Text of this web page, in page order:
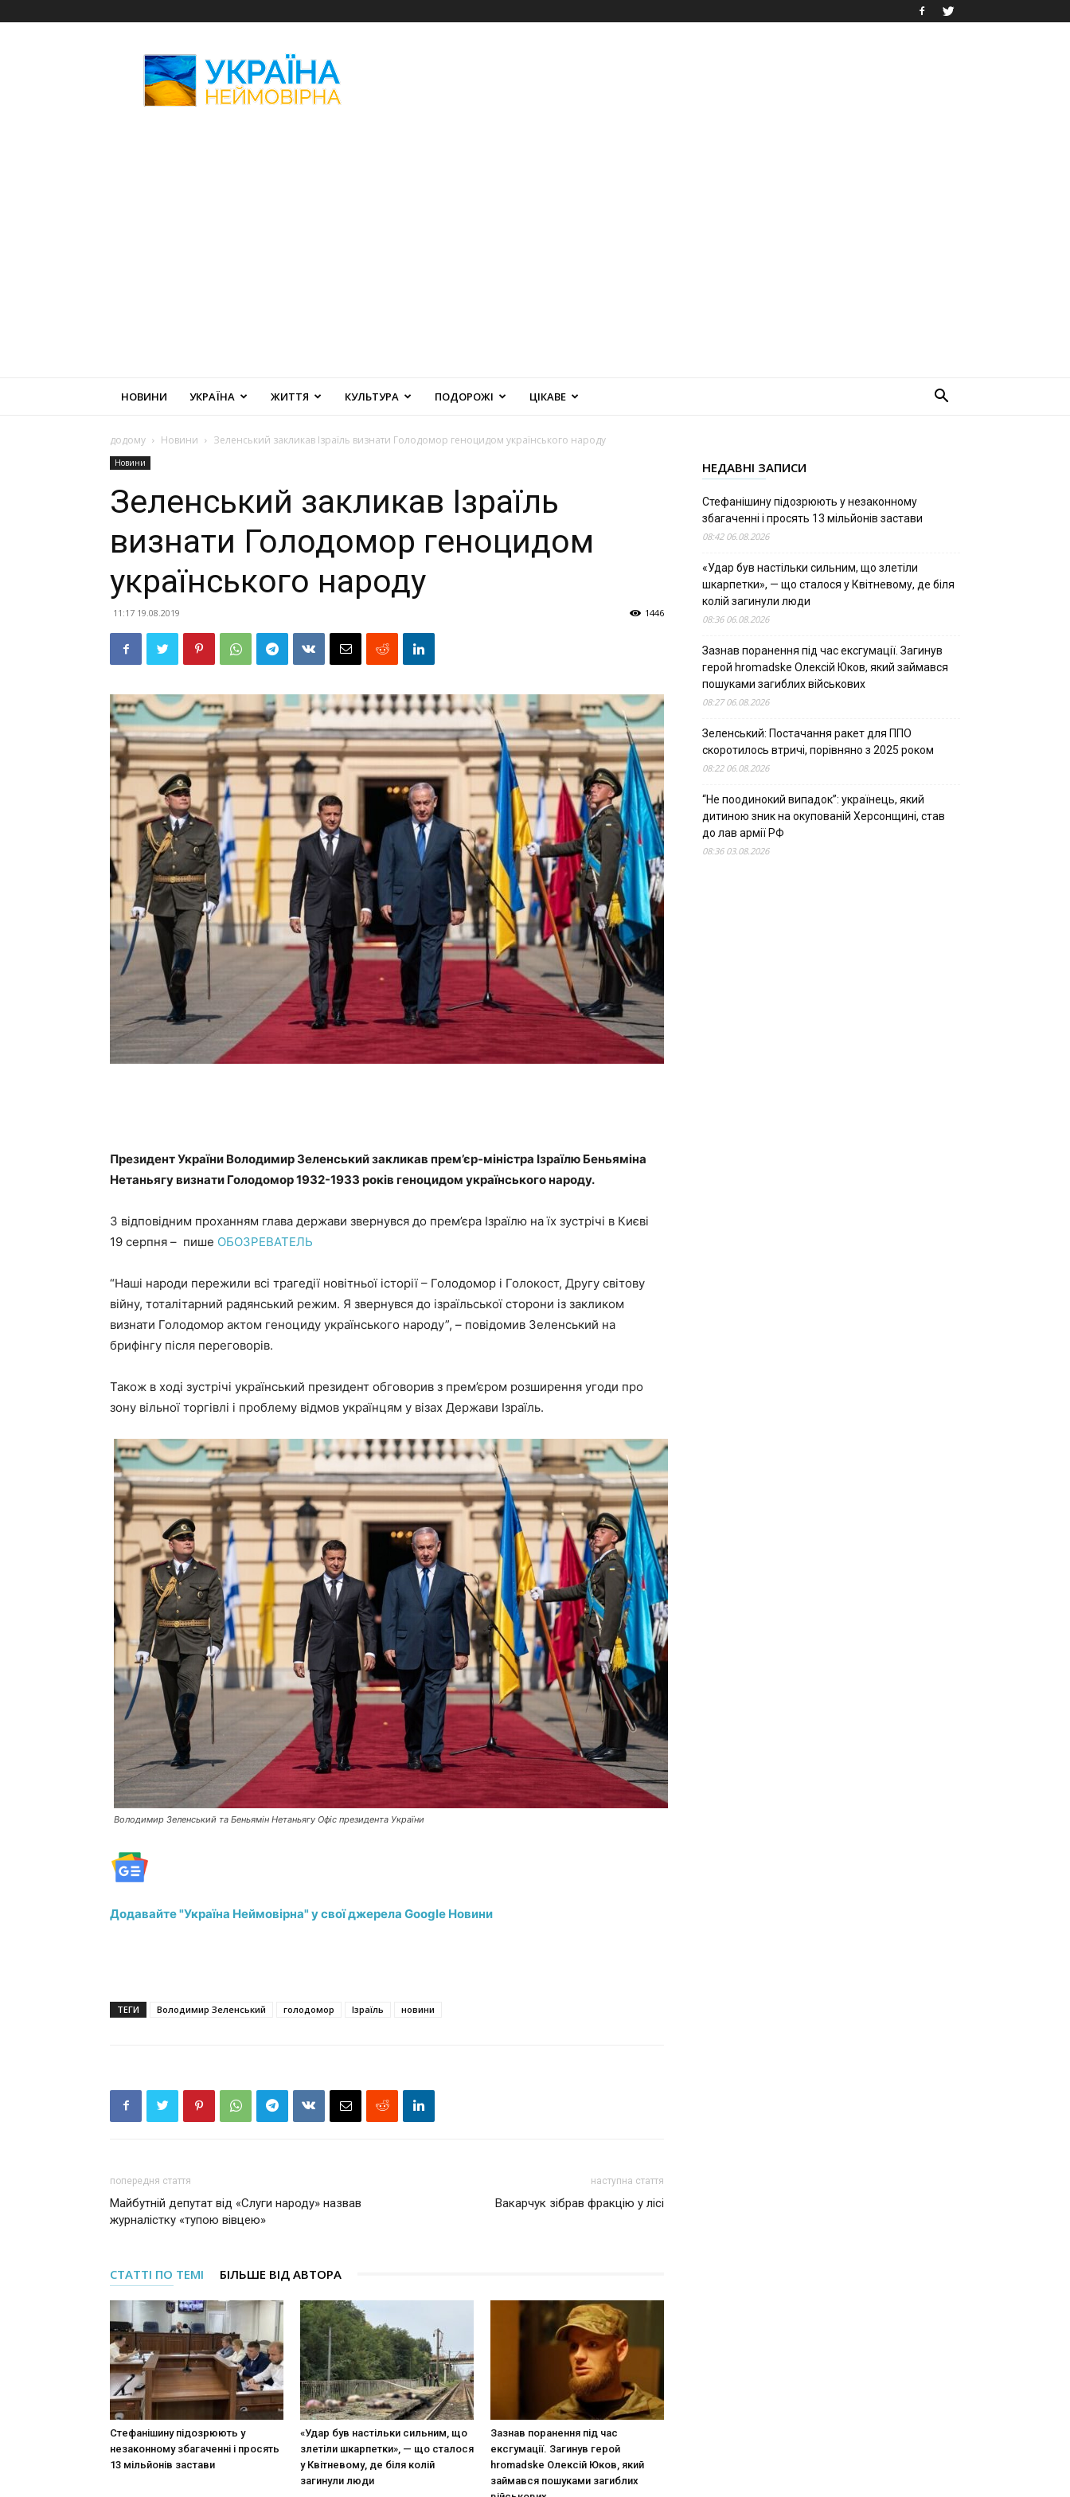
Неймовірна
НОВИНИ УКРАЇНА ЖИТТЯ КУЛЬТУРА ПОДОРОЖІ ЦІКАВЕ
додому Новини Зеленський закликав Ізраїль визнати Голодомор геноцидом українського народу
Новини
Зеленський закликав Ізраїль
визнати Голодомор геноцидом
українського народу
11:17 19.08.2019 1446
Президент України Володимир Зеленський закликав прем’єр-міністра Ізраїлю Беньяміна
Нетаньягу визнати Голодомор 1932-1933 років геноцидом українського народу.
З відповідним проханням глава держави звернувся до прем’єра Ізраїлю на їх зустрічі в Києві
19 серпня – пише ОБОЗРЕВАТЕЛЬ
“Наші народи пережили всі трагедії новітньої історії – Голодомор і Голокост, Другу світову
війну, тоталітарний радянський режим. Я звернувся до ізраїльської сторони із закликом
визнати Голодомор актом геноциду українського народу”, – повідомив Зеленський на
брифінгу після переговорів.
Також в ході зустрічі український президент обговорив з прем’єром розширення угоди про
зону вільної торгівлі і проблему відмов українцям у візах Держави Ізраїль.
Володимир Зеленський та Беньямін Нетаньягу Офіс президента України
Додавайте "Україна Неймовірна" у свої джерела Google Новини
ТЕГИ Володимир Зеленський голодомор Ізраїль новини
попередня стаття
Майбутній депутат від «Слуги народу» назвав
журналістку «тупою вівцею»
наступна стаття
Вакарчук зібрав фракцію у лісі
СТАТТІ ПО ТЕМІ БІЛЬШЕ ВІД АВТОРА
Стефанішину підозрюють у
незаконному збагаченні і просять
13 мільйонів застави
«Удар був настільки сильним, що
злетіли шкарпетки», — що сталося
у Квітневому, де біля колій
загинули люди
Зазнав поранення під час
ексгумації. Загинув герой
hromadske Олексій Юков, який
займався пошуками загиблих
НЕДАВНІ ЗАПИСИ
Стефанішину підозрюють у незаконному
збагаченні і просять 13 мільйонів застави
08:42 06.08.2026
«Удар був настільки сильним, що злетіли
шкарпетки», — що сталося у Квітневому, де біля
колій загинули люди
08:36 06.08.2026
Зазнав поранення під час ексгумації. Загинув
герой hromadske Олексій Юков, який займався
пошуками загиблих військових
08:27 06.08.2026
Зеленський: Постачання ракет для ППО
скоротилось втричі, порівняно з 2025 роком
08:22 06.08.2026
“Не поодинокий випадок”: українець, який
дитиною зник на окупованій Херсонщині, став
до лав армії РФ
08:36 03.08.2026